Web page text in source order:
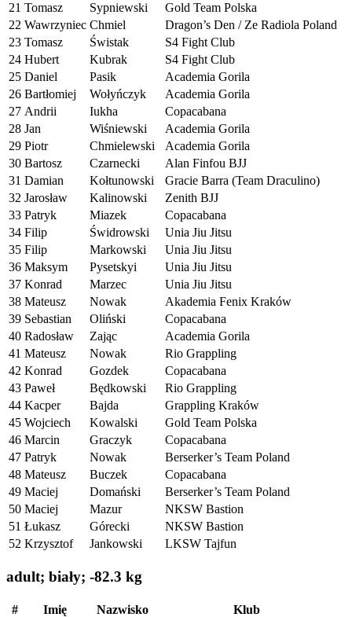
21 Tomasz Sypniewski
Gold Team Polska
22 Wawrzyniec Chmiel
Dragon’s Den / Ze Radiola Poland
23 Tomasz Świstak
S4 Fight Club
24 Hubert Kubrak
S4 Fight Club
25 Daniel Pasik
Academia Gorila
26 Bartłomiej Wołyńczyk
Academia Gorila
27 Andrii Iukha
Copacabana
28 Jan Wiśniewski
Academia Gorila
29 Piotr Chmielewski
Academia Gorila
30 Bartosz Czarnecki
Alan Finfou BJJ
31 Damian Kołtunowski
Gracie Barra (Team Draculino)
32 Jarosław Kalinowski
Zenith BJJ
33 Patryk Miazek
Copacabana
34 Filip Świdrowski
Unia Jiu Jitsu
35 Filip Markowski
Unia Jiu Jitsu
36 Maksym Pysetskyi
Unia Jiu Jitsu
37 Konrad Marzec
Unia Jiu Jitsu
38 Mateusz Nowak
Akademia Fenix Kraków
39 Sebastian Oliński
Copacabana
40 Radosław Zając
Academia Gorila
41 Mateusz Nowak
Rio Grappling
42 Konrad Gozdek
Copacabana
43 Paweł Będkowski
Rio Grappling
44 Kacper Bajda
Grappling Kraków
45 Wojciech Kowalski
Gold Team Polska
46 Marcin Graczyk
Copacabana
47 Patryk Nowak
Berserker’s Team Poland
48 Mateusz Buczek
Copacabana
49 Maciej Domański
Berserker’s Team Poland
50 Maciej Mazur
NKSW Bastion
51 Łukasz Górecki
NKSW Bastion
52 Krzysztof Jankowski LKSW Tajfun
adult; biały; -82.3 kg
# Imię Nazwisko
Klub